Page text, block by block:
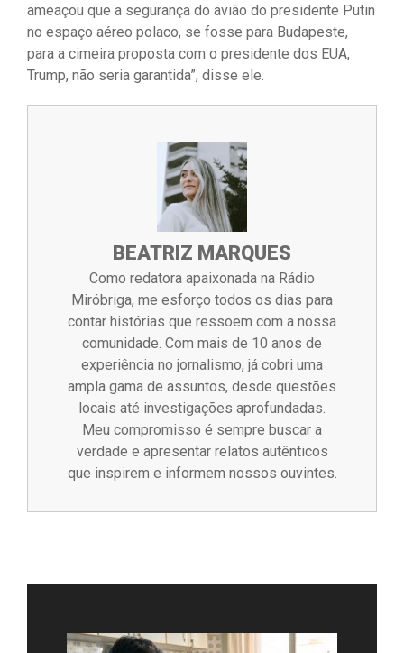
ameaçou que a segurança do avião do presidente Putin
no espaço aéreo polaco, se fosse para Budapeste,
para a cimeira proposta com o presidente dos EUA,
Trump, não seria garantida”, disse ele.
BEATRIZ MARQUES
Como redatora apaixonada na Rádio
Miróbriga, me esforço todos os dias para
contar histórias que ressoem com a nossa
comunidade. Com mais de 10 anos de
experiência no jornalismo, já cobri uma
ampla gama de assuntos, desde questões
locais até investigações aprofundadas.
Meu compromisso é sempre buscar a
verdade e apresentar relatos autênticos
que inspirem e informem nossos ouvintes.